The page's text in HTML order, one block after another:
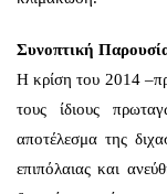
Συνοπτική
Η κρίση του 2014
τους ίδιους
αποτέλεσμα της
επιπόλαιας και